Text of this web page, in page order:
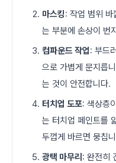
마스킹: 작업 범위 바
는 부분에 손상이 번
컴파운드 작업: 부드
으로 가볍게 문지릅
는 것이 안전합니다.
터치업 도포: 색상층
는 터치업 페인트를
두껍게 바르면 뭉칩
광택 마무리 : 완전히